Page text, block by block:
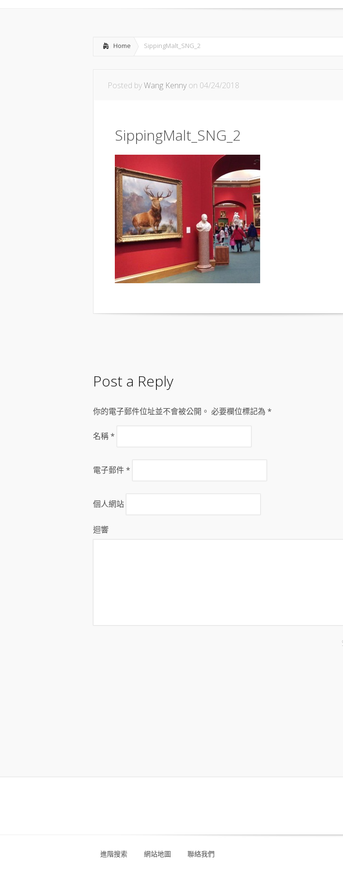
Home SippingMalt_SNG_2
Posted byWang Kennyon 04/24/2018
SippingMalt_SNG_2
Post a Reply
你的電子郵件位址並不會被公開。 必要欄位標記為 *
名稱*
電子郵件*
個人網站
迴響
進階搜索 網站地圖 聯絡我們